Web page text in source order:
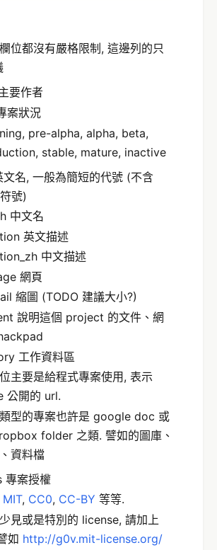
位都沒有嚴格限制, 這邊列的只
要作者
案狀況
pre-alpha, alpha, beta,
stable, mature, inactive
文名, 一般為簡短的代號 (不含
號)
中文名
英文描述
中文描述
網頁
縮圖 (TODO 建議大小?)
說明這個 project 的文件、網
工作資料區
主要是給程式專案使用, 表示
公開的 url.
型的專案也許是 google doc 或
folder 之類. 譬如的圖庫、
資料檔
專案授權
MIT, CC0, CC-BY 等等.
見或是特別的 license, 請加上
如 http://g0v.mit-license.org/